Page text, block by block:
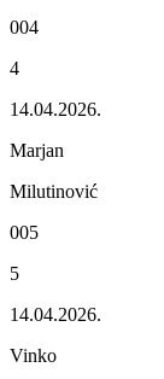
004
4
14.04.2026.
Marjan
Milutinović
005
5
14.04.2026.
Vinko